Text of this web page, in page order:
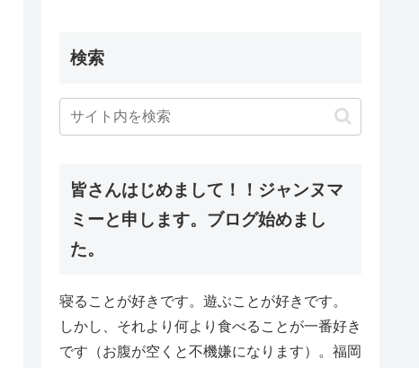
検索
皆さんはじめまして！！ジャンヌマ
ミーと申します。ブログ始めまし
た。
寝ることが好きです。遊ぶことが好きです。
しかし、それより何より食べることが一番好き
です（お腹が空くと不機嫌になります）。福岡